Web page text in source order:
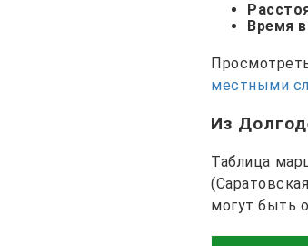
Время
местными
Из
Таблица
могут быть